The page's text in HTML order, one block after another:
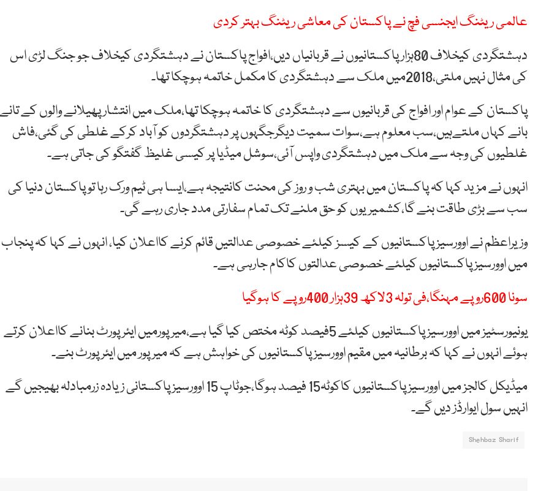
عالمی ریٹنگ ایجنسی فچ نے پاکستان کی معاشی ریٹنگ بہتر کردی
دہشتگردی کیخلاف 80ہزار پاکستانیوں نے قربانیاں دیں،افواج پاکستان نے دہشتگردی کیخلاف جو جنگ لڑی اس
کی مثال نہیں ملتی،2018میں ملک سے دہشتگردی کا مکمل خاتمہ ہوچکا تھا۔
پاکستان کے عوام اور افواج کی قربانیوں سے دہشتگردی کا خاتمہ ہوچکا تھا،ملک میں انتشار پھیلانے والوں کے تانے
بانے کہاں ملتےہیں،سب معلوم ہے،سوات سمیت دیگرجگہوں پر دہشتگردوں کو آباد کرکے غلطی کی گئی،فاش
غلطیوں کی وجہ سے ملک میں دہشتگردی واپس آئی،سوشل میڈیا پر کیسی غلیظ گفتگو کی جاتی ہے۔
انہوں نے مزید کہا کہ پاکستان میں بہتری شب و روز کی محنت کانتیجہ ہے،ایسا ہی ٹیم ورک رہا تو پاکستان دنیا کی
سب سے بڑی طاقت بنے گا،کشمیریوں کو حق ملنے تک تمام سفارتی مدد جاری رہے گی۔
وزیراعظم نے اوورسیز پاکستانیوں کے کیسز کیلئے خصوصی عدالتیں قائم کرنے کااعلان کیا، انہوں نے کہا کہ پنجاب
میں اوورسیز پاکستانیوں کیلئے خصوصی عدالتوں کاکام جارہی ہے۔
سونا 600روپے مہنگا،فی تولہ 3لاکھ 39ہزار 400روپے کا ہوگیا
یونیورسٹیز میں اوورسیز پاکستانیوں کیلئے 5فیصد کوٹہ مختص کیا گیا ہے،میر پورمیں ایئر پورٹ بنانے کااعلان کرتے
ہوئے انہوں نے کہا کہ برطانیہ میں مقیم اوورسیز پاکستانیوں کی خواہش ہے کہ میرپور میں ایئرپورٹ بنے۔
میڈیکل کالجز میں اوورسیز پاکستانیوں کاکوٹہ15 فیصد ہوگا،جوٹاپ 15 اوورسیزپاکستانی زیادہ زرمبادلہ بھیجیں گے
انہیں سول ایوارڈز دیں گے۔
Shehbaz Sharif